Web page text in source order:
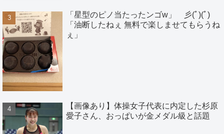
「星型のピノ当たったンゴw」 彡(ﾟ)(ﾟ)
「油断したねぇ 無料で楽しませてもらうね
ぇ」
【画像あり】体操女子代表に内定した杉原
愛子さん、おっぱいが金メダル級と話題